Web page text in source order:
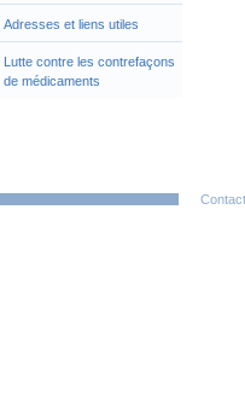
Adresses et liens utiles
Lutte contre les contrefaçons
de médicaments
Contact